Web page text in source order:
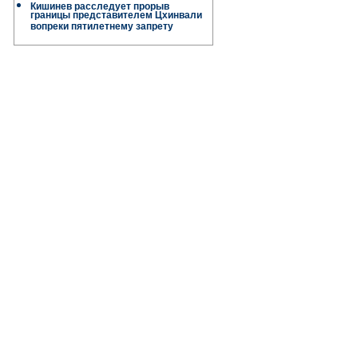
Кишинев расследует прорыв
границы представителем Цхинвали
вопреки пятилетнему запрету